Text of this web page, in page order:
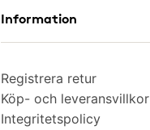
Information
Registrera retur
Köp- och leveransvillkor
Integritetspolicy